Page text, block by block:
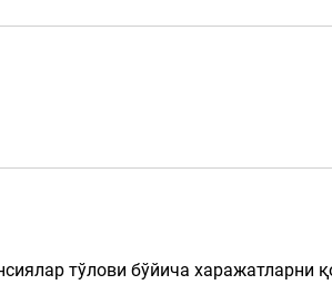
тўлови бўйича харажатларни